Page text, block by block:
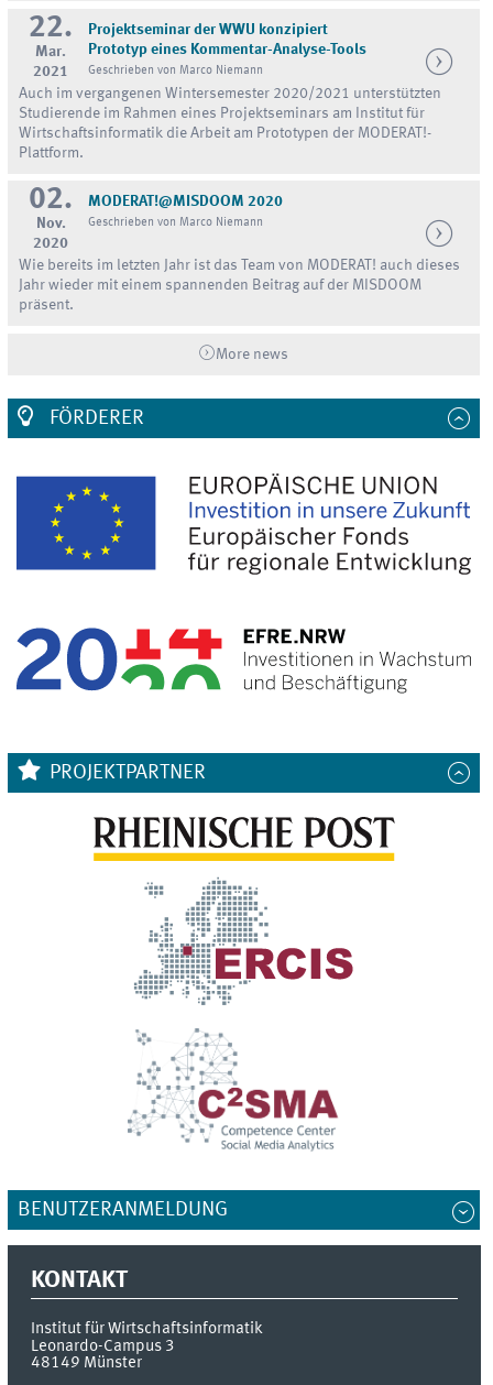
22.
Mar.
2021
Projektseminar der WWU konzipiert
Prototyp eines Kommentar-Analyse-Tools
Geschrieben von Marco Niemann
Auch im vergangenen Wintersemester 2020/2021 unterstützten
Studierende im Rahmen eines Projektseminars am Institut für
Wirtschaftsinformatik die Arbeit am Prototypen der MODERAT!-
Plattform.
02.
Nov.
2020
MODERAT!@MISDOOM 2020
Geschrieben von Marco Niemann
Wie bereits im letzten Jahr ist das Team von MODERAT! auch dieses
Jahr wieder mit einem spannenden Beitrag auf der MISDOOM
präsent.
More news
FÖRDERER
PROJEKTPARTNER
BENUTZERANMELDUNG
KONTAKT
Institut für Wirtschaftsinformatik
Leonardo-Campus 3
48149 Münster